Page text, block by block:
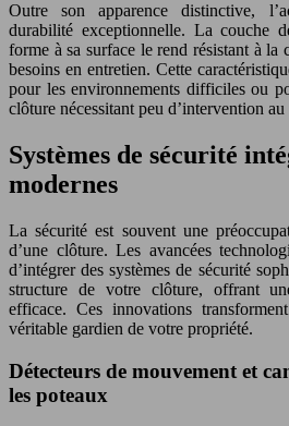
Outre son apparence distinctive,
durabilité exceptionnelle. La couche
forme à sa surface le rend résistant à la
besoins en entretien. Cette
pour les environnements difficiles ou
clôture nécessitant peu d’intervention au
Systèmes de sécurité
modernes
La sécurité est souvent une
d’une clôture. Les avancées
d’intégrer des systèmes de sécurité
structure de votre clôture, offrant
efficace. Ces innovations
véritable gardien de votre propriété.
Détecteurs de mouvement et
les poteaux